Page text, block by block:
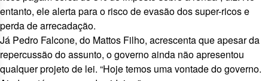
entanto, ele alerta para o risco de evasão dos super-ricos e
perda de arrecadação.
Já Pedro Falcone, do Mattos Filho, acrescenta que apesar da
repercussão do assunto, o governo ainda não apresentou
qualquer projeto de lei. “Hoje temos uma vontade do governo.